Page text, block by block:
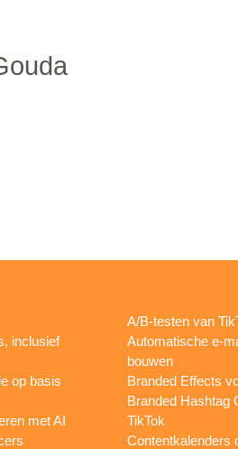
inclusief
op basis
met AI
A/B-testen van
Automatische e-
bouwen
Branded Effects
Branded Hashtag
TikTok
Contentkalenders